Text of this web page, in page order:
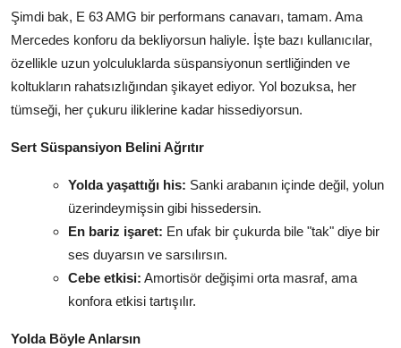
Şimdi bak, E 63 AMG bir performans canavarı, tamam. Ama
Mercedes konforu da bekliyorsun haliyle. İşte bazı kullanıcılar,
özellikle uzun yolculuklarda süspansiyonun sertliğinden ve
koltukların rahatsızlığından şikayet ediyor. Yol bozuksa, her
tümseği, her çukuru iliklerine kadar hissediyorsun.
Sert Süspansiyon Belini Ağrıtır
Yolda yaşattığı his: Sanki arabanın içinde değil, yolun
üzerindeymişsin gibi hissedersin.
En bariz işaret: En ufak bir çukurda bile "tak" diye bir
ses duyarsın ve sarsılırsın.
Cebe etkisi: Amortisör değişimi orta masraf, ama
konfora etkisi tartışılır.
Yolda Böyle Anlarsın